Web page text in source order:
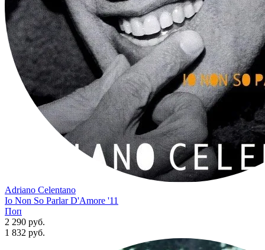
Adriano Celentano
Io Non So Parlar D'Amore '11
Поп
2 290 руб.
1 832 руб.